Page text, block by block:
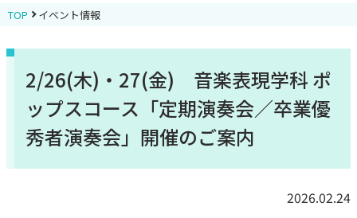
TOP イベント情報
2/26(木)・27(金) 音楽表現学科 ポ
ップスコース「定期演奏会／卒業優
秀者演奏会」開催のご案内
2026.02.24